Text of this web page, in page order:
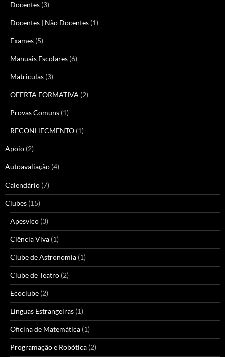
Docentes (3)
Docentes | Não Docentes (1)
Exames (5)
Manuais Escolares (6)
Matriculas (3)
OFERTA FORMATIVA (2)
Provas Comuns (1)
RECONHECMENTO (1)
Apoio (2)
Autoavaliação (4)
Calendário (7)
Clubes (15)
Apesvico (3)
Ciência Viva (1)
Clube de Astronomia (1)
Clube de Teatro (2)
Ecoclube (2)
Línguas Estrangeiras (1)
Oficina de Matemática (1)
Programação e Robótica (2)